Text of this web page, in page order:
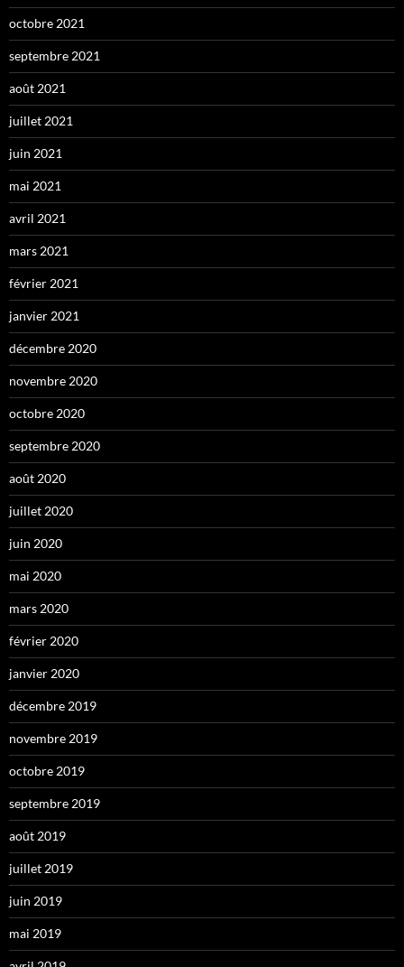
octobre 2021
septembre 2021
août 2021
juillet 2021
juin 2021
mai 2021
avril 2021
mars 2021
février 2021
janvier 2021
décembre 2020
novembre 2020
octobre 2020
septembre 2020
août 2020
juillet 2020
juin 2020
mai 2020
mars 2020
février 2020
janvier 2020
décembre 2019
novembre 2019
octobre 2019
septembre 2019
août 2019
juillet 2019
juin 2019
mai 2019